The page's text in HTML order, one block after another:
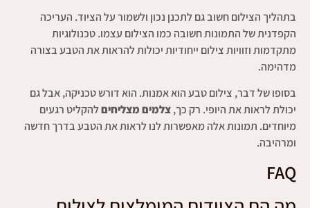
בתהליך הצילום חשוב גם לתכנן נכון ולשמור על הציוד. העריכה
הקפדנית של התמונות חשובה כמו הצילום עצמו. טכנולוגיות
מתקדמות וזוויות צילום ייחודיות יכולות להראות את הטבע בצורה
מדהימה.
בסופו של דבר, צילום טבע הוא אמנות. הוא דורש טכניקה, אבל גם
יכולת לראות את היופי. רק כך,צלמים מצליחיםלהקליט רגעים
מיוחדים. תמונות אלה מאפשרות לנו לראות את הטבע בדרך חדשה
ומרהיבה.
FAQ